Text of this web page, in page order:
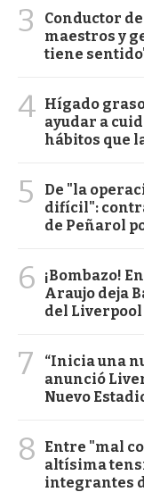
3
Conductor
maestros y
tiene
4 Hígado
ayudar a
hábitos que
5
De "la
difícil":
de Peñarol
6
¡Bombazo!
Araujo deja
del
7
“Inicia una
anunció
Nuevo
8
Entre "mal
altísima
integrantes